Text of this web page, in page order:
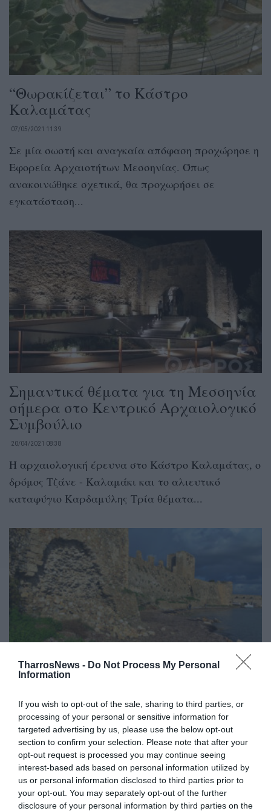
TharrosNews - Do Not Process My Personal
Information
If you wish to opt-out of the sale, sharing to third parties, or
processing of your personal or sensitive information for
targeted advertising by us, please use the below opt-out
section to confirm your selection. Please note that after your
opt-out request is processed you may continue seeing
interest-based ads based on personal information utilized by
us or personal information disclosed to third parties prior to
your opt-out. You may separately opt-out of the further
disclosure of your personal information by third parties on the
“Θωρακίζεται” το Κάστρο
Καλαμάτας
07/05/2021 11:39
Σε μία σωστή και αναγκαία απόφαση προχώρησε η
Εφορεία Αρχαιοτήτων Μεσσηνίας. Όπως
ανακοινώθηκε σχετικά, θα προχωρήσει σε
εγκατάσταση...
Σημαντικά θέματα για τη Μεσσηνία
σήμερα στο Κεντρικό Αρχαιολογικό
Συμβούλιο
20/04/2021 08:38
Η αρχαιολογική έρευνα στο Κάστρο Καλαμάτας, ο
δρόμος Τζάνε - Καλαμάκι και το αλιευτικό
καταφύγιο Καρδαμύλης Τρία θέματα...
τοιχοποιίας στο Κάστρο της
Μεθώνης
11/12/2020 08:45
Νέα κατάρρευση τμημάτων τοιχοποιίας σε
μεταπύργιο διάστημα του ανατολικού τείχους του
Κάστρου Μεθώνης διαπιστώνει η Εφορεία